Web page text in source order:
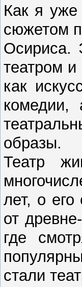
Как я уже
сюжетом
Осириса.
театром
как
комедии,
образы.
Театр
лет, о его
от
где
стали